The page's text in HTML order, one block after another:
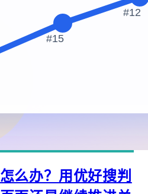
么办？用优好搜判